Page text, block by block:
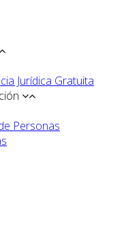
Jurídica Gratuita
Personas